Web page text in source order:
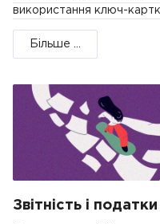
використання ключ-
Більше ...
Звітність і податки